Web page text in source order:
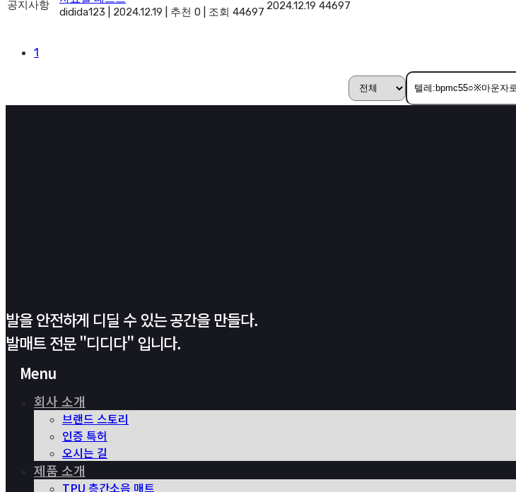
공지사항
didida123
2024.12.19 추천 0 조회 44697 2024.12.19 44697
1
발을 안전하게 디딜 수 있는 공간을 만들다.
발매트 전문 "디디다" 입니다.
Menu
회사 소개
브랜드 스토리
인증 특허
오시는 길
제품 소개
TPU 층간소음 매트